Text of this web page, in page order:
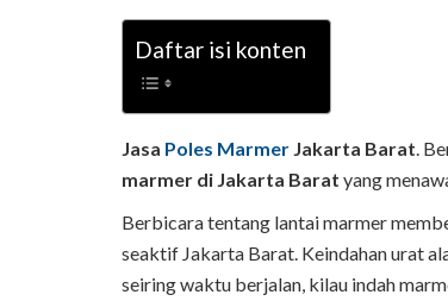
Daftar isi konten
Jasa Poles Marmer Jakarta Barat .
marmer di Jakarta Barat yang
Berbicara tentang lantai marmer
seaktif Jakarta Barat. Keindahan urat
seiring waktu berjalan, kilau indah